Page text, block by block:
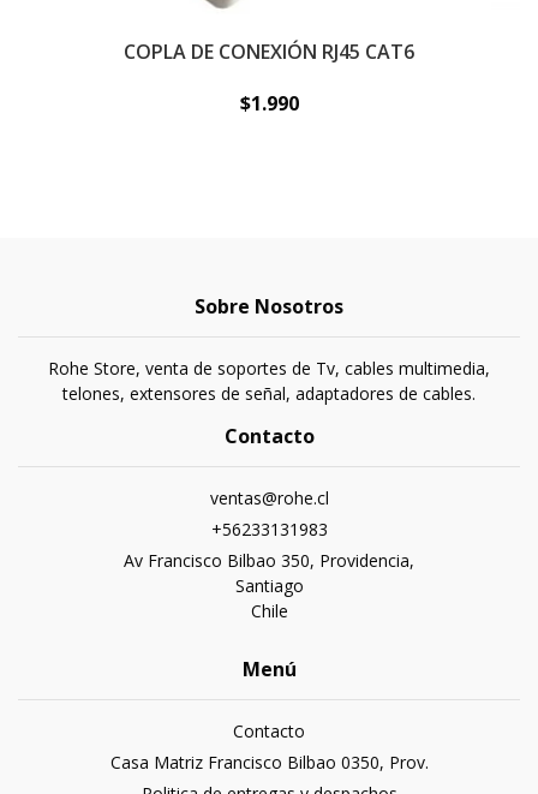
COPLA DE CONEXIÓN RJ45 CAT6
$1.990
Sobre Nosotros
Rohe Store, venta de soportes de Tv, cables multimedia,
telones, extensores de señal, adaptadores de cables.
Contacto
ventas@rohe.cl
+56233131983
Av Francisco Bilbao 350, Providencia,
Santiago
Chile
Menú
Contacto
Casa Matriz Francisco Bilbao 0350, Prov.